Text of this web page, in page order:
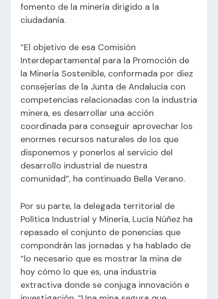
fomento de la minería dirigido a la
ciudadanía.
“El objetivo de esa Comisión
Interdepartamental para la Promoción de
la Minería Sostenible, conformada por diez
consejerías de la Junta de Andalucía con
competencias relacionadas con la industria
minera, es desarrollar una acción
coordinada para conseguir aprovechar los
enormes recursos naturales de los que
disponemos y ponerlos al servicio del
desarrollo industrial de nuestra
comunidad”, ha continuado Bella Verano.
Por su parte, la delegada territorial de
Política Industrial y Minería, Lucía Núñez ha
repasado el conjunto de ponencias que
compondrán las jornadas y ha hablado de
“lo necesario que es mostrar la mina de
hoy cómo lo que es, una industria
extractiva donde se conjuga innovación e